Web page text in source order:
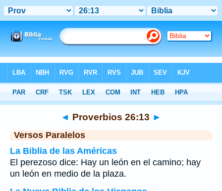
>Proverbios Capítulo 26 > Verso 13
◄ Proverbios 26:13 ►
Versos Paralelos
La Biblia de las Américas
El perezoso dice: Hay un león en el camino; hay
un león en medio de la plaza.